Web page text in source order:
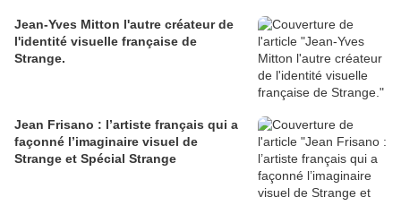
Jean-Yves Mitton l'autre créateur de
l'identité visuelle française de
Strange.
Jean Frisano : l’artiste français qui a
façonné l’imaginaire visuel de
Strange et Spécial Strange